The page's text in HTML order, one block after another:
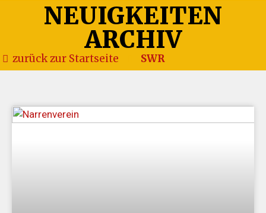
NEUIGKEITEN
ARCHIV
zurück zur Startseite SWR